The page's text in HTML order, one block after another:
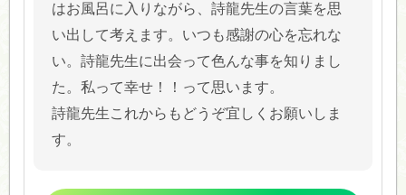
はお風呂に入りながら、詩龍先生の言葉を思
い出して考えます。いつも感謝の心を忘れな
い。詩龍先生に出会って色んな事を知りまし
た。私って幸せ！！って思います。
詩龍先生これからもどうぞ宜しくお願いしま
す。